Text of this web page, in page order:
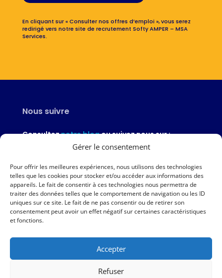
Gérer le consentement
Pour offrir les meilleures expériences, nous utilisons des technologies
telles que les cookies pour stocker et/ou accéder aux informations des
appareils. Le fait de consentir à ces technologies nous permettra de
traiter des données telles que le comportement de navigation ou les ID
uniques sur ce site. Le fait de ne pas consentir ou de retirer son
consentement peut avoir un effet négatif sur certaines caractéristiques
et fonctions.
Accepter
Refuser
En cliquant sur « Consulter nos offres d’emploi », vous serez
redirigé vers notre site de recrutement Softy AMPER – MSA
Services.
Nous suivre
Consulteznotre blogou suivez nous sur :
Nous contacter
02 97 46 51 97
Nous écrire